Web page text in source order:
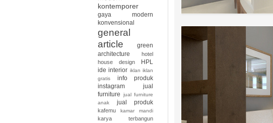
kontemporer
gaya modern
konvensional
general
article
green
architecture
hotel
house design
HPL
ide interior iklan iklan
gratis
info produk
instagram
jual
furniture
jual furniture
anak
jual produk
kafemu kamar mandi
karya terbangun